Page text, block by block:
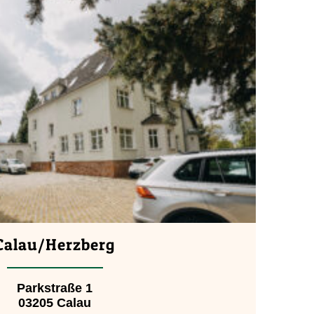
Herzberg
Parkstraße 1
03205 Calau